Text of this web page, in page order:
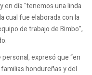
en día "tenemos una linda
cual fue elaborada con la
de trabajo de Bimbo",
expresó que “en
hondureñas y del